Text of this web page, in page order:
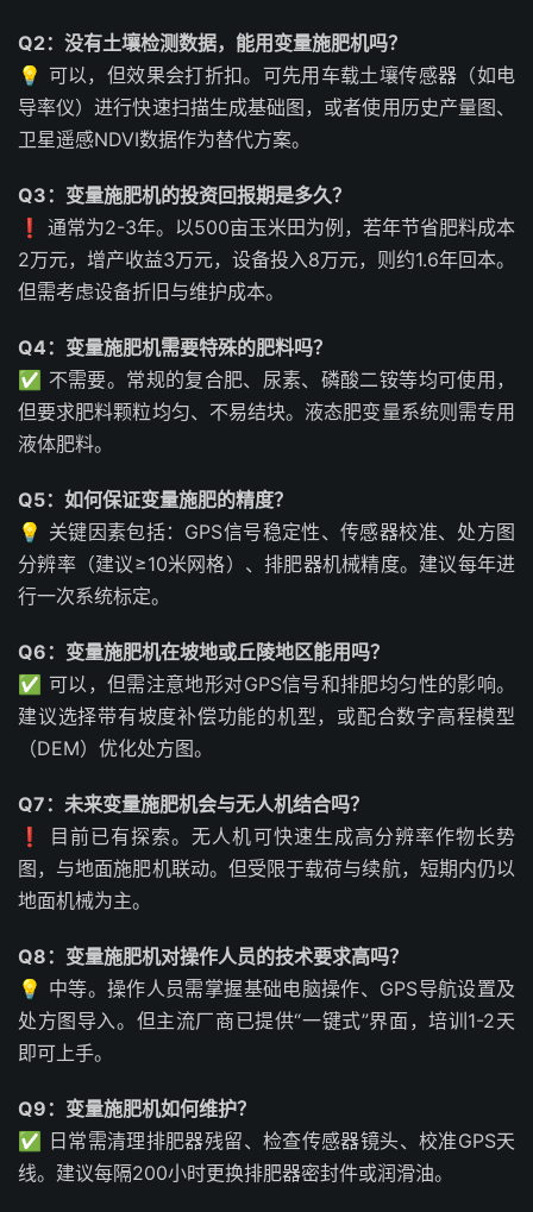
Q2：没有土壤检测数据，能用变量施肥机吗？
💡 可以，但效果会打折扣。可先用车载土壤传感器（如电
导率仪）进行快速扫描生成基础图，或者使用历史产量图、
卫星遥感NDVI数据作为替代方案。
Q3：变量施肥机的投资回报期是多久？
❗ 通常为2-3年。以500亩玉米田为例，若年节省肥料成本
2万元，增产收益3万元，设备投入8万元，则约1.6年回本。
但需考虑设备折旧与维护成本。
Q4：变量施肥机需要特殊的肥料吗？
✅ 不需要。常规的复合肥、尿素、磷酸二铵等均可使用，
但要求肥料颗粒均匀、不易结块。液态肥变量系统则需专用
液体肥料。
Q5：如何保证变量施肥的精度？
💡 关键因素包括：GPS信号稳定性、传感器校准、处方图
分辨率（建议≥10米网格）、排肥器机械精度。建议每年进
行一次系统标定。
Q6：变量施肥机在坡地或丘陵地区能用吗？
✅ 可以，但需注意地形对GPS信号和排肥均匀性的影响。
建议选择带有坡度补偿功能的机型，或配合数字高程模型
（DEM）优化处方图。
Q7：未来变量施肥机会与无人机结合吗？
❗ 目前已有探索。无人机可快速生成高分辨率作物长势
图，与地面施肥机联动。但受限于载荷与续航，短期内仍以
地面机械为主。
Q8：变量施肥机对操作人员的技术要求高吗？
💡 中等。操作人员需掌握基础电脑操作、GPS导航设置及
处方图导入。但主流厂商已提供“一键式”界面，培训1-2天
即可上手。
Q9：变量施肥机如何维护？
✅ 日常需清理排肥器残留、检查传感器镜头、校准GPS天
线。建议每隔200小时更换排肥器密封件或润滑油。